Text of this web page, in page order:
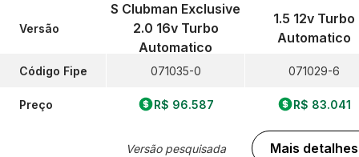
Versão
Código Fipe
Preço
S Clubman Exclusive
2.0 16v Turbo
Automatico
071035-0
R$ 96.587
Versão pesquisada
1.5 12v Turbo
Automatico
071029-6
R$ 83.041
Mais detalhes